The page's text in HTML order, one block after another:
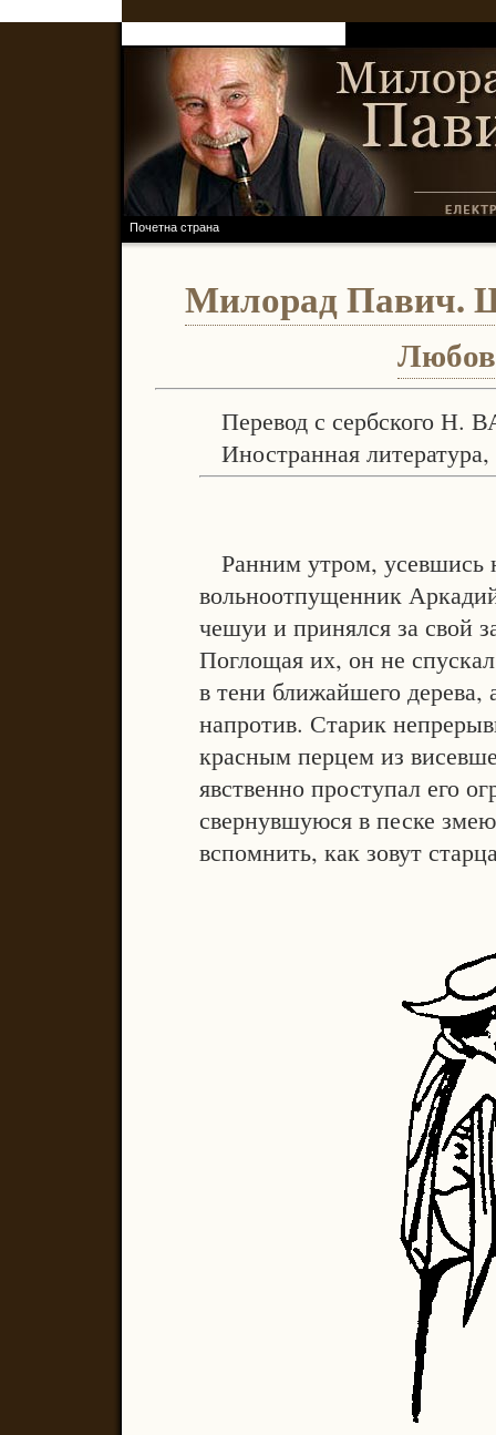
Почетна страна
Милорад Павич.
Перевод с сербского
Иностранная
Ранним утром, усевшись
вольноотпущенник
чешуи и принялся за свой
Поглощая их, он не спускал
в тени ближайшего дерева,
напротив. Старик
красным перцем из
явственно проступал его
свернувшуюся в песке
вспомнить, как зовут